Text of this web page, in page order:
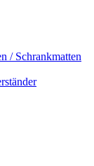
/ Schrankmatten